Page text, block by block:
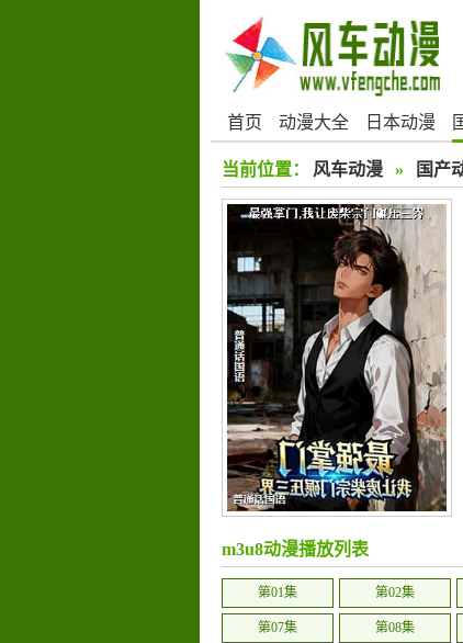
首页 动漫大全 日本动漫
当前位置： 风车动漫 » 国产
m3u8动漫播放列表
第01集 第02集
第07集 第08集